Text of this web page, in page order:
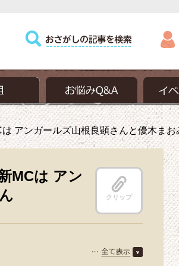
アンガールズ山根良顕さんと優木まお
MCは アン
クリップ